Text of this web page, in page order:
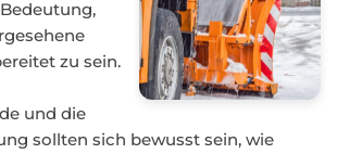
zu sein.
und die
sollten sich bewusst sein, wie